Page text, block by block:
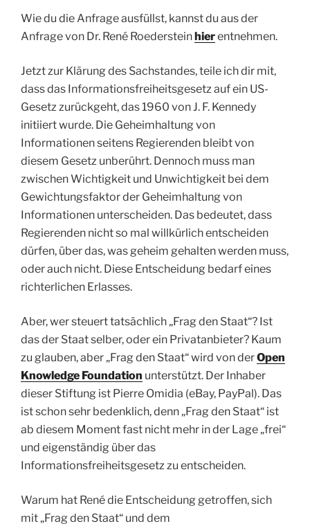
Wie du die Anfrage ausfüllst, kannst du aus der
Anfrage von Dr. René Roederstein hierentnehmen.
Jetzt zur Klärung des Sachstandes, teile ich dir mit,
dass das Informationsfreiheitsgesetz auf ein US-
Gesetz zurückgeht, das 1960 von J. F. Kennedy
initiiert wurde. Die Geheimhaltung von
Informationen seitens Regierenden bleibt von
diesem Gesetz unberührt. Dennoch muss man
zwischen Wichtigkeit und Unwichtigkeit bei dem
Gewichtungsfaktor der Geheimhaltung von
Informationen unterscheiden. Das bedeutet, dass
Regierenden nicht so mal willkürlich entscheiden
dürfen, über das, was geheim gehalten werden muss,
oder auch nicht. Diese Entscheidung bedarf eines
richterlichen Erlasses.
Aber, wer steuert tatsächlich „Frag den Staat“? Ist
das der Staat selber, oder ein Privatanbieter? Kaum
zu glauben, aber „Frag den Staat“ wird von derOpen
Knowledge Foundation unterstützt. Der Inhaber
dieser Stiftung ist Pierre Omidia (eBay, PayPal). Das
ist schon sehr bedenklich, denn „Frag den Staat“ ist
ab diesem Moment fast nicht mehr in der Lage „frei“
und eigenständig über das
Informationsfreiheitsgesetz zu entscheiden.
Warum hat René die Entscheidung getroffen, sich
mit „Frag den Staat“ und dem